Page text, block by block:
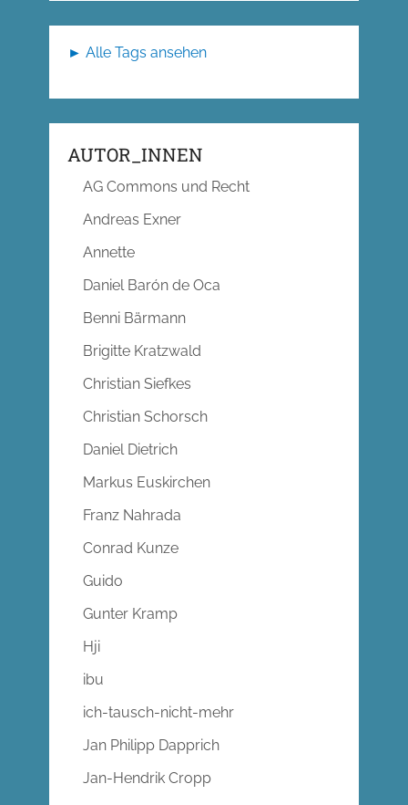
► Alle Tags ansehen
AUTOR_INNEN
AG Commons und Recht
Andreas Exner
Annette
Daniel Barón de Oca
Benni Bärmann
Brigitte Kratzwald
Christian Siefkes
Christian Schorsch
Daniel Dietrich
Markus Euskirchen
Franz Nahrada
Conrad Kunze
Guido
Gunter Kramp
Hji
ibu
ich-tausch-nicht-mehr
Jan Philipp Dapprich
Jan-Hendrik Cropp